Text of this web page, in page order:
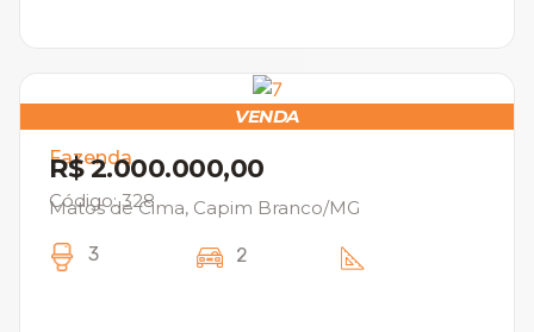
VENDA
Fazenda
R$ 2.000.000,00
Código: 328
Matos de Cima, Capim Branco/MG
3 2